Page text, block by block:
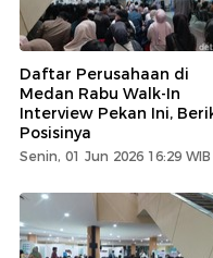
Daftar Perusahaan di
Medan Rabu Walk-In
Interview Pekan Ini,
Posisinya
Senin, 01 Jun 2026 16:29 WIB